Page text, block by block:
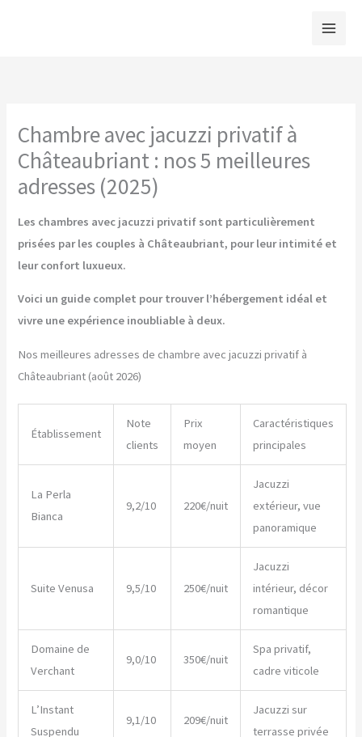
Chambre avec jacuzzi privatif à
Châteaubriant : nos 5 meilleures
adresses (2025)
Les chambres avec jacuzzi privatif sont particulièrement
prisées par les couples à Châteaubriant, pour leur intimité et
leur confort luxueux.
Voici un guide complet pour trouver l’hébergement idéal et
vivre une expérience inoubliable à deux.
Nos meilleures adresses de chambre avec jacuzzi privatif à
Châteaubriant (août 2026)
Établissement
Note
clients
Prix
moyen
Caractéristiques
principales
La Perla
Bianca
9,2/10 220€/nuit
Jacuzzi
extérieur, vue
panoramique
Suite Venusa 9,5/10 250€/nuit
Jacuzzi
intérieur, décor
romantique
Domaine de
Verchant
9,0/10 350€/nuit
Spa privatif,
cadre viticole
L’Instant
Suspendu
9,1/10 209€/nuit
Jacuzzi sur
terrasse privée